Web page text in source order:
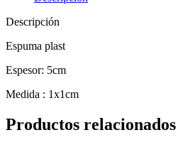
Descripción
Espuma plast
Espesor: 5cm
Medida : 1x1cm
Productos relacionados